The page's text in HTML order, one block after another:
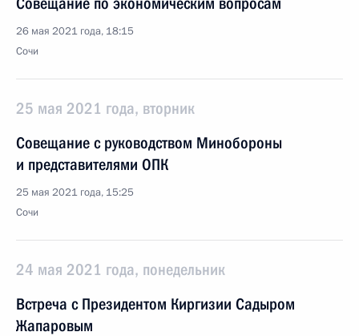
26 мая 2021 года, 18:15
Сочи
25 мая 2021 года, вторник
Совещание с руководством Минобороны
и представителями ОПК
25 мая 2021 года, 15:25
Сочи
24 мая 2021 года, понедельник
Встреча с Президентом Киргизии Садыром
Жапаровым